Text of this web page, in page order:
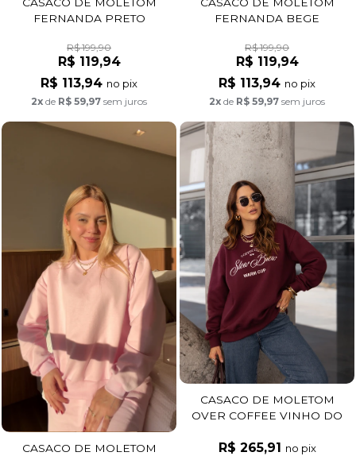
FERNANDA PRETO
R$ 199,90
R$ 119,94
R$ 113,94 no pix
2x de R$ 59,97 sem juros
FERNANDA BEGE
R$ 199,90
R$ 119,94
R$ 113,94 no pix
2x de R$ 59,97 sem juros
CASACO DE MOLETOM
CASACO DE MOLETOM
OVER COFFEE VINHO DO
R$ 265,91 no pix